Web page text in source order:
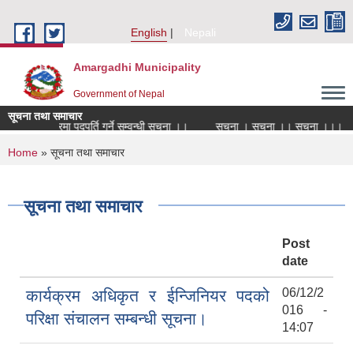
English
Nepali
Amargadhi Municipality
Government of Nepal
सूचना तथा समाचार
सेवा करारमा पदपूर्ति गर्ने सम्वन्धी सूचना ।।
सूचना । सूचना ।। सूचना ।।।
You are here
Home » सूचना तथा समाचार
सूचना तथा समाचार
Post
date
कार्यक्रम अधिकृत र ईन्जिनियर पदको
परिक्षा संचालन सम्बन्धी सूचना।
06/12/2
016 -
14:07